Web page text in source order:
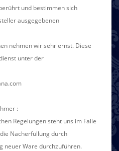
und bestimmen sich
ausgegebenen
nehmen wir sehr ernst. Diese
unter der
:
Regelungen steht uns im Falle
Nacherfüllung durch
neuer Ware durchzuführen.